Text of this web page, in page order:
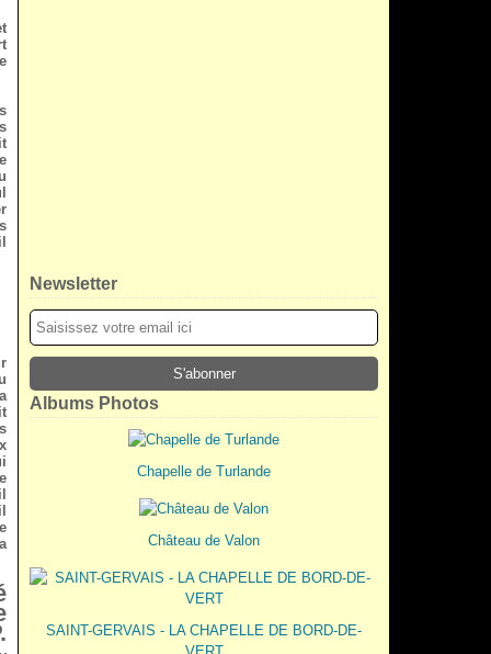
Newsletter
Albums Photos
Chapelle de Turlande
Château de Valon
SAINT-GERVAIS - LA CHAPELLE DE BORD-DE-